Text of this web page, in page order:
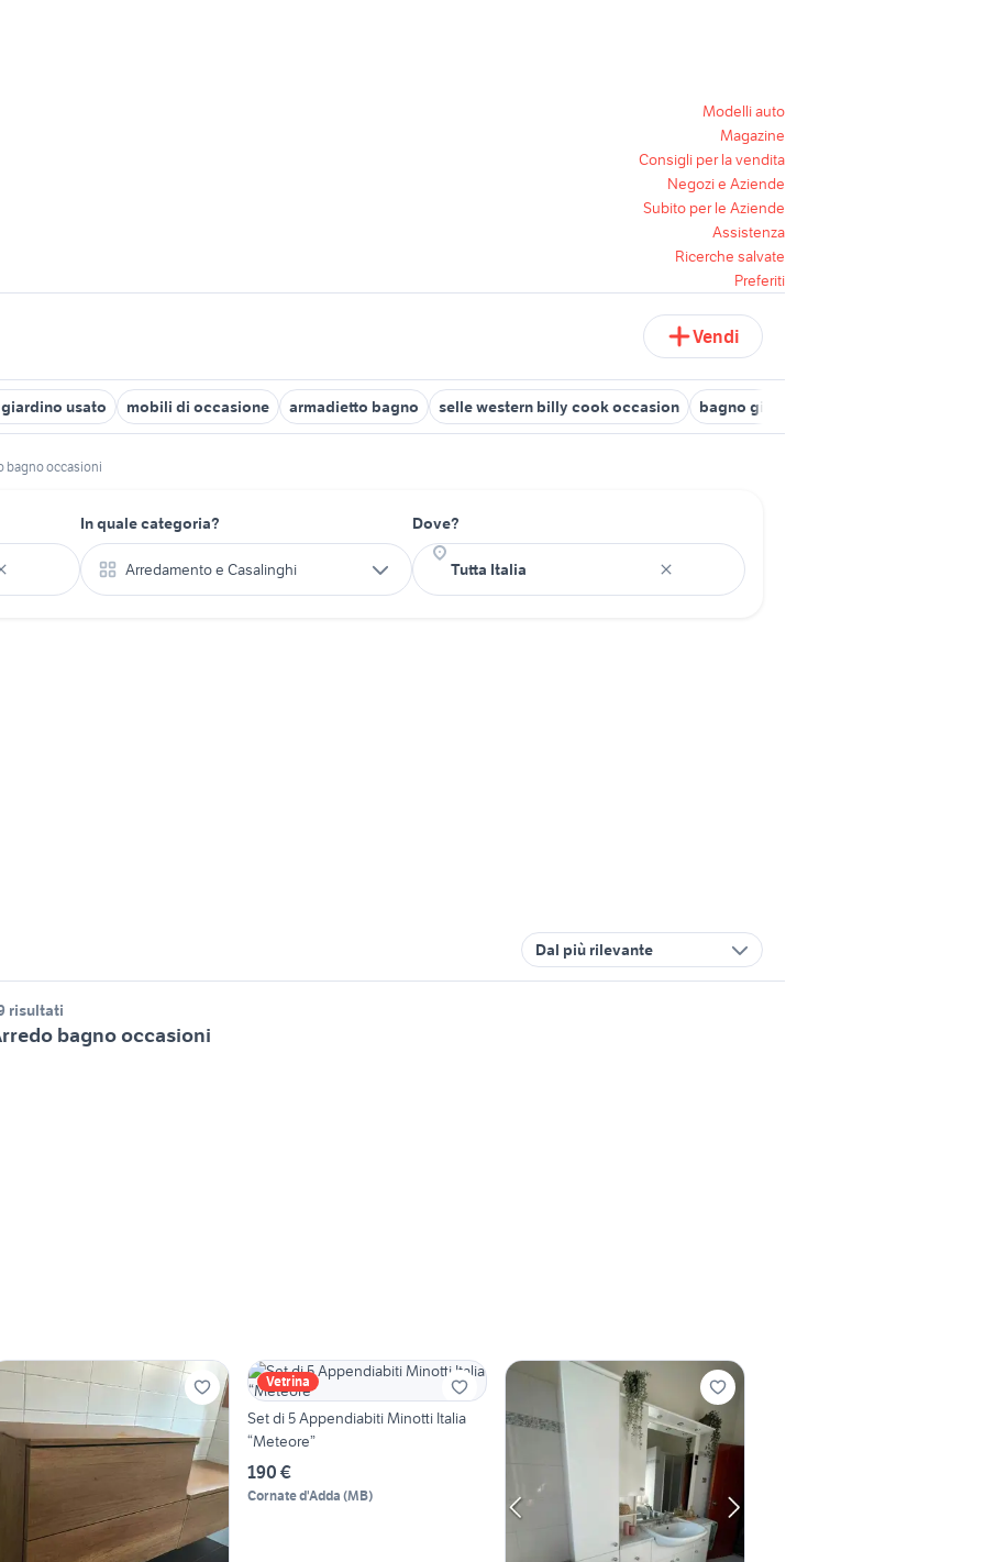
Modelli auto
Magazine
Consigli per la vendita
Negozi e Aziende
Subito per le Aziende
Assistenza
Ricerche salvate
Preferiti
Vendi
usato mobili di occasione armadietto bagno selle western billy cook occasion bagno giardino Piemonte
bagno occasioni
In quale categoria?
Arredamento e Casalinghi
Dove?
Dal più rilevante
risultati
bagno occasioni
Vetrina
Set di 5 Appendiabiti Minotti Italia
“Meteore”
190 €
Cornate d'Adda (MB)